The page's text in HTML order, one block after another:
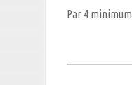
Par 4 minimum